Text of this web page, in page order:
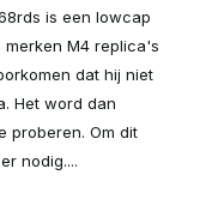
is een lowcap
merken M4 replica's
dat hij niet
Het word dan
proberen. Om dit
nodig....